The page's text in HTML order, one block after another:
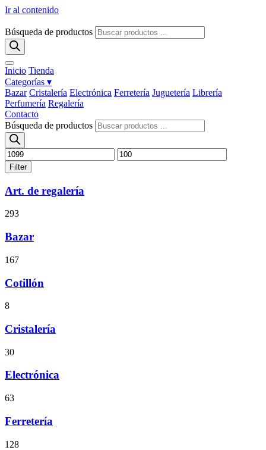
Ir al contenido
Búsqueda de productos
Inicio Tienda
Categorías ▾
Bazar Cristalería Electrónica Ferretería Juguetería Librería
Perfumería Regalería
Contacto
Búsqueda de productos
Filter
Art. de regalería
293
Bazar
167
Cotillón
8
Cristalería
30
Electrónica
63
Ferretería
128